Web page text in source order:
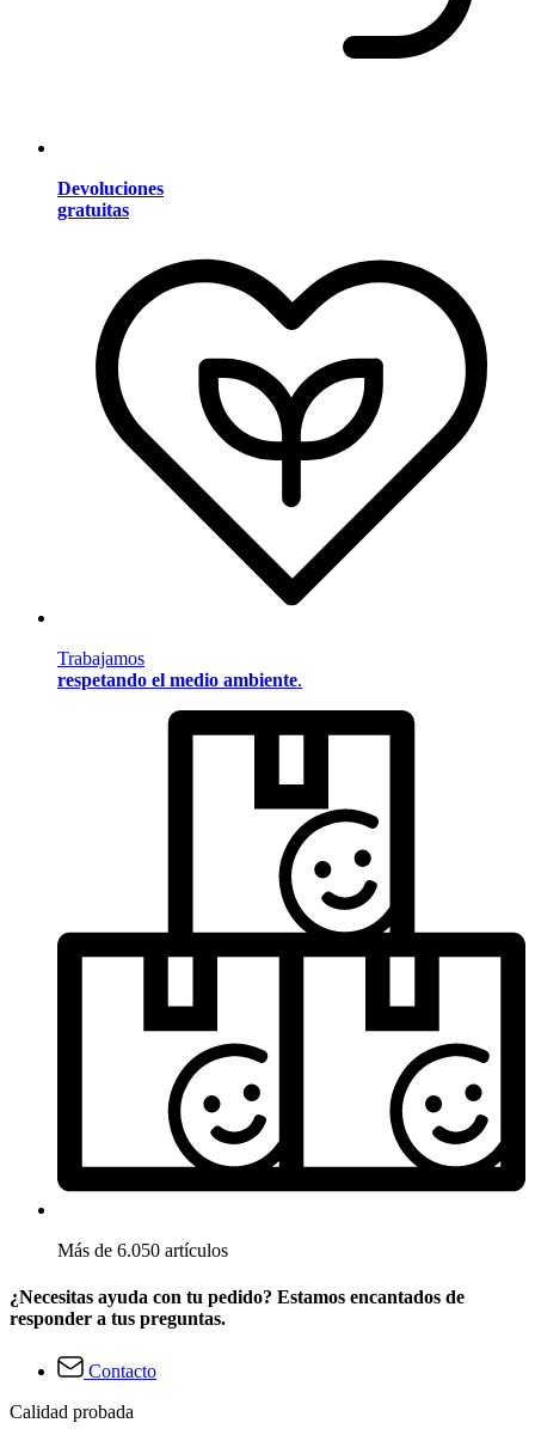
Devoluciones
gratuitas
Trabajamos
respetando el medio ambiente.
Más de 6.050 artículos
¿Necesitas ayuda con tu pedido? Estamos encantados de
responder a tus preguntas.
Contacto
Calidad probada